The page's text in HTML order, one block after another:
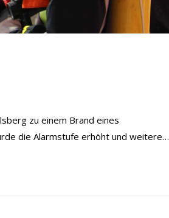
zu einem Brand eines
die Alarmstufe erhöht und weitere…